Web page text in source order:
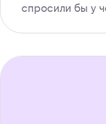
спросили бы у